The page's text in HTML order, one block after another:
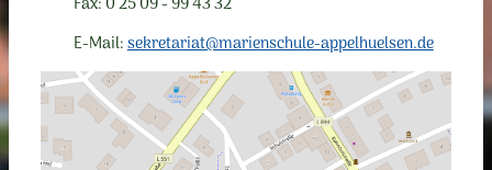
Fax: 0 25 09 - 99 43 32
E-Mail:sekretariat@marienschule-appelhuelsen.de